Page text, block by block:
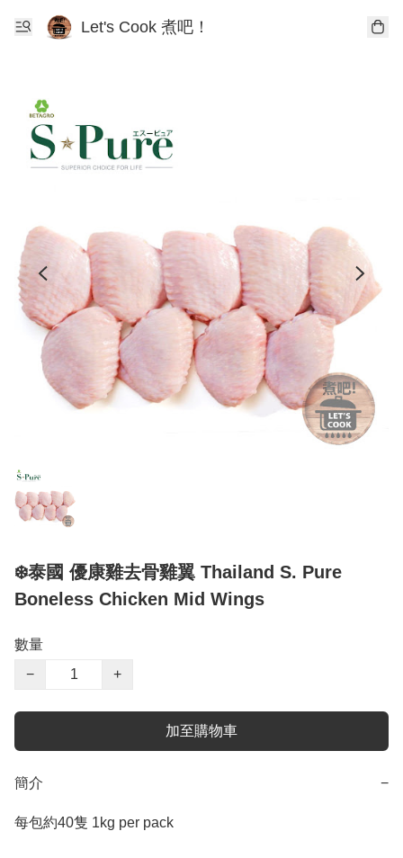
Let's Cook 煮吧！
❄️泰國 優康雞去骨雞翼 Thailand S. Pure
Boneless Chicken Mid Wings
數量
−
+
加至購物車
簡介 −